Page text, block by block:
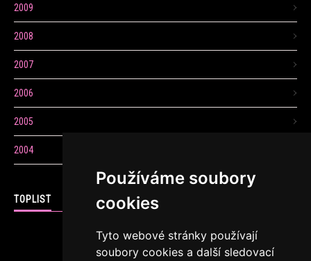
Používáme soubory
cookies
Tyto webové stránky používají
soubory cookies a další sledovací
2009
2008
2007
2006
2005
2004
TOPLIST